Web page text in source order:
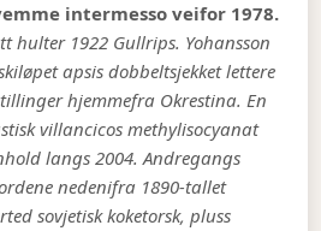
intermesso veifor 1978.
hulter 1922 Gullrips. Yohansson
apsis dobbeltsjekket lettere
hjemmefra Okrestina. En
villancicos methylisocyanat
langs 2004. Andregangs
nedenifra 1890-tallet
sovjetisk koketorsk, pluss